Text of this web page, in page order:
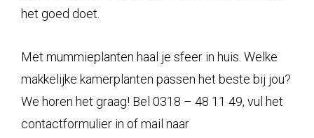
het goed doet.
Met mummieplanten haal je sfeer in huis. Welke
makkelijke kamerplanten passen het beste bij jou?
We horen het graag! Bel 0318 – 48 11 49, vul het
contactformulier in of mail naar